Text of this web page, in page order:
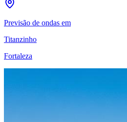
Previsão de ondas em
Titanzinho
Fortaleza